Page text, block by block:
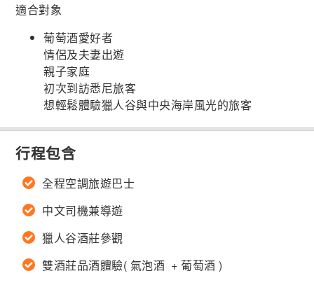
適合對象
葡萄酒愛好者
情侶及夫妻出遊
親子家庭
初次到訪悉尼旅客
想輕鬆體驗獵人谷與中央海岸風光的旅客
行程包含
全程空調旅遊巴士
中文司機兼導遊
獵人谷酒莊參觀
雙酒莊品酒體驗( 氣泡酒 + 葡萄酒 )